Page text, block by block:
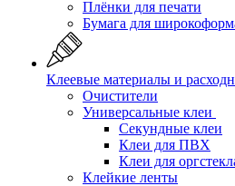
Плёнки для печати
Бумага для
Клеевые материалы и
Очистители
Универсальные клеи
Секундные клеи
Клеи для ПВХ
Клеи для
Клейкие ленты